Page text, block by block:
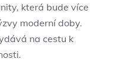
která bude více
moderní doby.
na cestu k